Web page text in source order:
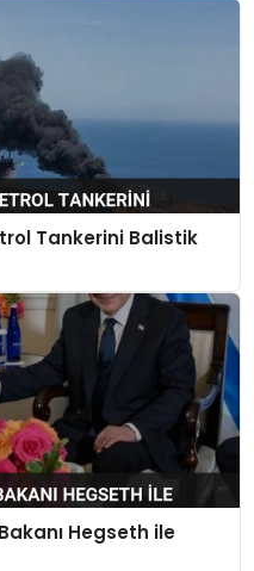
Tankerini Balistik
Hegseth ile